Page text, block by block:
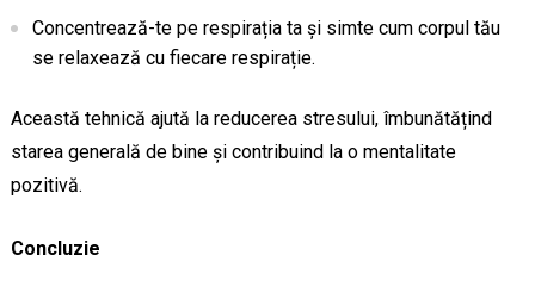
Concentrează-te pe respirația ta și simte cum corpul tău
se relaxează cu fiecare respirație.
Această tehnică ajută la reducerea stresului, îmbunătățind
starea generală de bine și contribuind la o mentalitate
pozitivă.
Concluzie